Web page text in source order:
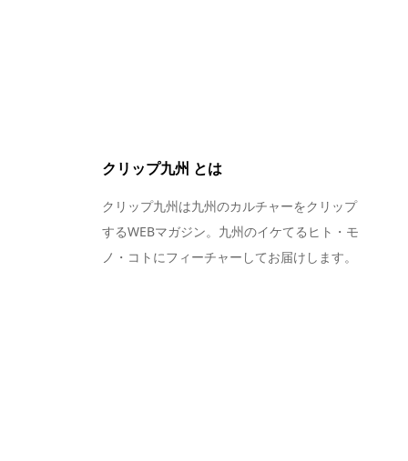
クリップ九州 とは
クリップ九州は九州のカルチャーをクリップ
するWEBマガジン。九州のイケてるヒト・モ
ノ・コトにフィーチャーしてお届けします。